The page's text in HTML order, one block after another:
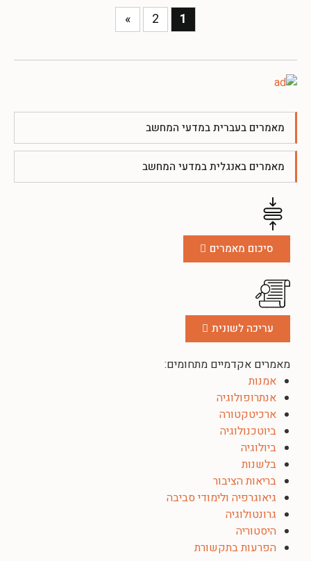
מאמרים בעברית במדעי המחשב
מאמרים באנגלית במדעי המחשב
סיכום מאמרים
עריכה לשונית
מאמרים אקדמיים מתחומים:
אמנות
אנתרופולוגיה
ארכיטקטורה
ביוטכנולוגיה
ביולוגיה
בלשנות
בריאות הציבור
גיאוגרפיה ולימודי סביבה
גרונטולוגיה
היסטוריה
הפרעות בתקשורת
1
2
»